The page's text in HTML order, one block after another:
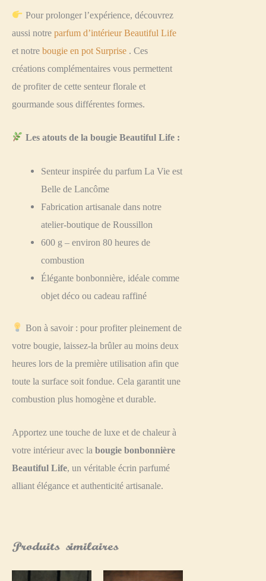
Pour prolonger l’expérience, découvrez
aussi notre parfum d’intérieur Beautiful Life
et notre bougie en pot Surprise . Ces
créations complémentaires vous permettent
de profiter de cette senteur florale et
gourmande sous différentes formes.
Les atouts de la bougie Beautiful Life :
Senteur inspirée du parfum La Vie est
Belle de Lancôme
Fabrication artisanale dans notre
atelier-boutique de Roussillon
600 g – environ 80 heures de
combustion
Élégante bonbonnière, idéale comme
objet déco ou cadeau raffiné
Bon à savoir : pour profiter pleinement de
votre bougie, laissez-la brûler au moins deux
heures lors de la première utilisation afin que
toute la surface soit fondue. Cela garantit une
combustion plus homogène et durable.
Apportez une touche de luxe et de chaleur à
votre intérieur avec la bougie bonbonnière
Beautiful Life, un véritable écrin parfumé
alliant élégance et authenticité artisanale.
Produits similaires